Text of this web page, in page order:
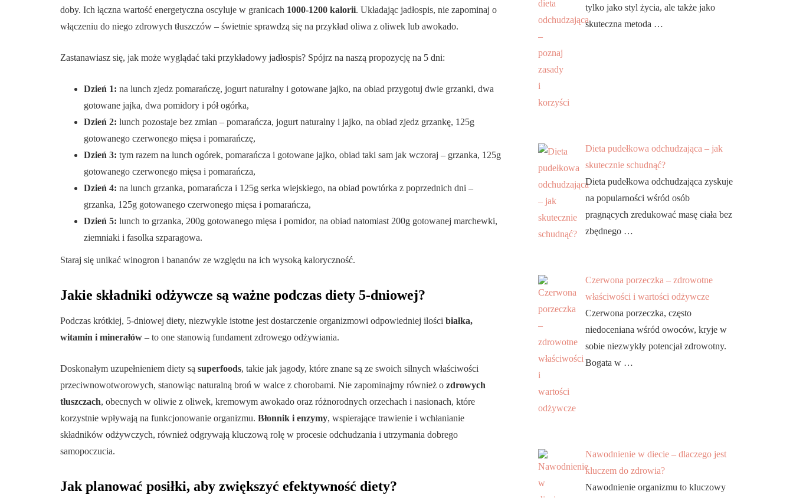
doby. Ich łączna wartość energetyczna oscyluje w granicach 1000-1200 kalorii. Układając jadłospis, nie zapominaj o
włączeniu do niego zdrowych tłuszczów – świetnie sprawdzą się na przykład oliwa z oliwek lub awokado.
Zastanawiasz się, jak może wyglądać taki przykładowy jadłospis? Spójrz na naszą propozycję na 5 dni:
Dzień 1: na lunch zjedz pomarańczę, jogurt naturalny i gotowane jajko, na obiad przygotuj dwie grzanki, dwa
gotowane jajka, dwa pomidory i pół ogórka,
Dzień 2: lunch pozostaje bez zmian – pomarańcza, jogurt naturalny i jajko, na obiad zjedz grzankę, 125g
gotowanego czerwonego mięsa i pomarańczę,
Dzień 3: tym razem na lunch ogórek, pomarańcza i gotowane jajko, obiad taki sam jak wczoraj – grzanka, 125g
gotowanego czerwonego mięsa i pomarańcza,
Dzień 4: na lunch grzanka, pomarańcza i 125g serka wiejskiego, na obiad powtórka z poprzednich dni –
grzanka, 125g gotowanego czerwonego mięsa i pomarańcza,
Dzień 5: lunch to grzanka, 200g gotowanego mięsa i pomidor, na obiad natomiast 200g gotowanej marchewki,
ziemniaki i fasolka szparagowa.
Staraj się unikać winogron i bananów ze względu na ich wysoką kaloryczność.
Jakie składniki odżywcze są ważne podczas diety 5-dniowej?
Podczas krótkiej, 5-dniowej diety, niezwykle istotne jest dostarczenie organizmowi odpowiedniej ilości białka,
witamin i minerałów – to one stanowią fundament zdrowego odżywiania.
Doskonałym uzupełnieniem diety są superfoods, takie jak jagody, które znane są ze swoich silnych właściwości
przeciwnowotworowych, stanowiąc naturalną broń w walce z chorobami. Nie zapominajmy również o zdrowych
tłuszczach, obecnych w oliwie z oliwek, kremowym awokado oraz różnorodnych orzechach i nasionach, które
korzystnie wpływają na funkcjonowanie organizmu. Błonnik i enzymy, wspierające trawienie i wchłanianie
składników odżywczych, również odgrywają kluczową rolę w procesie odchudzania i utrzymania dobrego
samopoczucia.
Jak planować posiłki, aby zwiększyć efektywność diety?
tylko jako styl życia, ale także jako
skuteczna metoda …
Dieta pudełkowa odchudzająca – jak
skutecznie schudnąć?
Dieta pudełkowa odchudzająca zyskuje
na popularności wśród osób
pragnących zredukować masę ciała bez
zbędnego …
Czerwona porzeczka – zdrowotne
właściwości i wartości odżywcze
Czerwona porzeczka, często
niedoceniana wśród owoców, kryje w
sobie niezwykły potencjał zdrowotny.
Bogata w …
Nawodnienie w diecie – dlaczego jest
kluczem do zdrowia?
Nawodnienie organizmu to kluczowy